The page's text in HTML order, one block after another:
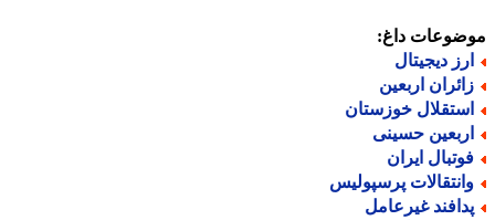
داغ:
دیجیتال
اربعین
خوزستان
حسینی
ایران
پرسپولیس
غیرعامل